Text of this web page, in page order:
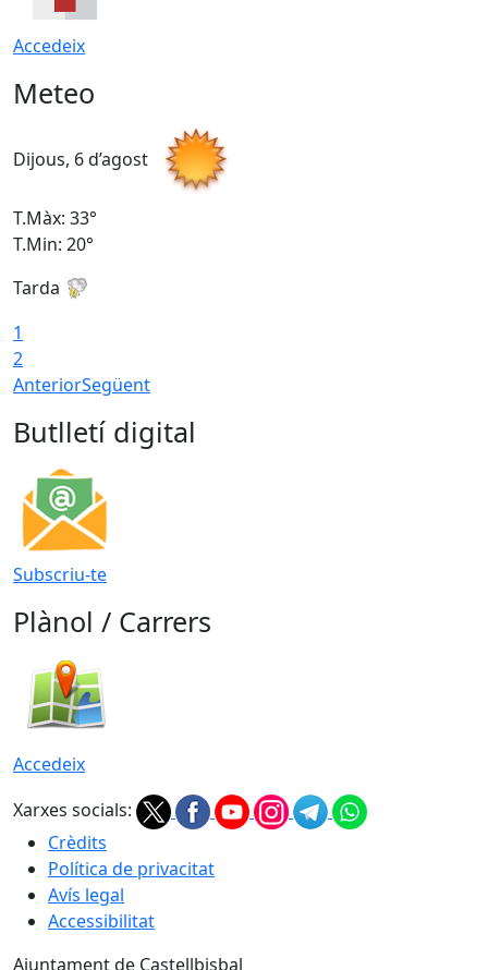
Accedeix
Meteo
Dijous, 6 d’agost
T.Màx: 33°
T.Min: 20°
Tarda
1
2
AnteriorSegüent
Butlletí digital
Subscriu-te
Plànol / Carrers
Accedeix
Xarxes socials:
Crèdits
Política de privacitat
Avís legal
Accessibilitat
Ajuntament de Castellbisbal